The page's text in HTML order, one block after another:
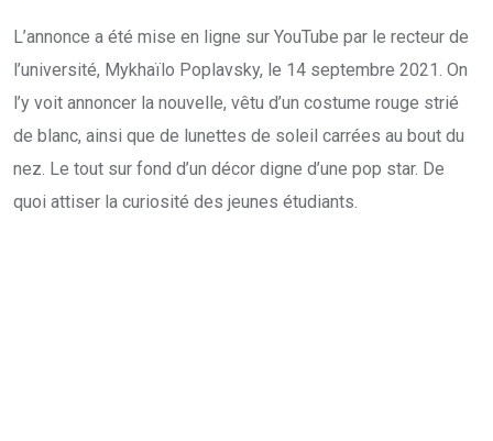
L’annonce a été mise en ligne sur YouTube par le recteur de
l’université, Mykhaïlo Poplavsky, le 14 septembre 2021. On
l’y voit annoncer la nouvelle, vêtu d’un costume rouge strié
de blanc, ainsi que de lunettes de soleil carrées au bout du
nez. Le tout sur fond d’un décor digne d’une pop star. De
quoi attiser la curiosité des jeunes étudiants.